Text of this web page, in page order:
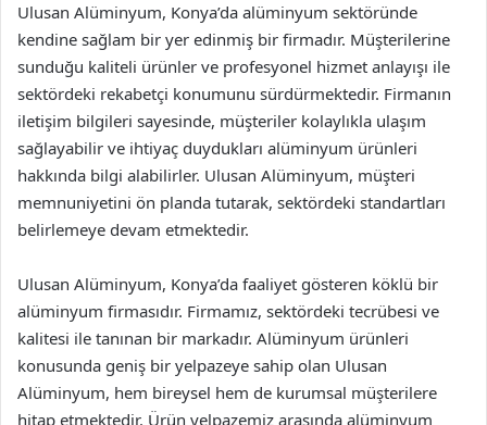
Ulusan Alüminyum, Konya’da alüminyum sektöründe
kendine sağlam bir yer edinmiş bir firmadır. Müşterilerine
sunduğu kaliteli ürünler ve profesyonel hizmet anlayışı ile
sektördeki rekabetçi konumunu sürdürmektedir. Firmanın
iletişim bilgileri sayesinde, müşteriler kolaylıkla ulaşım
sağlayabilir ve ihtiyaç duydukları alüminyum ürünleri
hakkında bilgi alabilirler. Ulusan Alüminyum, müşteri
memnuniyetini ön planda tutarak, sektördeki standartları
belirlemeye devam etmektedir.
Ulusan Alüminyum, Konya’da faaliyet gösteren köklü bir
alüminyum firmasıdır. Firmamız, sektördeki tecrübesi ve
kalitesi ile tanınan bir markadır. Alüminyum ürünleri
konusunda geniş bir yelpazeye sahip olan Ulusan
Alüminyum, hem bireysel hem de kurumsal müşterilere
hitap etmektedir. Ürün yelpazemiz arasında alüminyum